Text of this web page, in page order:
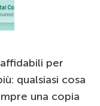
per
qualsiasi cosa
una copia